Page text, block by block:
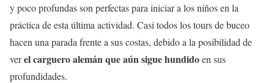
y poco profundas son perfectas para iniciar a los niños en la
práctica de esta última actividad. Casi todos los tours de buceo
hacen una parada frente a sus costas, debido a la posibilidad de
verel carguero alemán que aún sigue hundidoen sus
profundidades.